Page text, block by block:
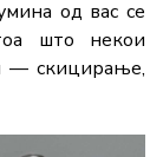
од вас се
што некои
— скицирање,